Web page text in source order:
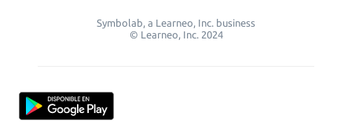
Symbolab, a Learneo, Inc. business
© Learneo, Inc. 2024